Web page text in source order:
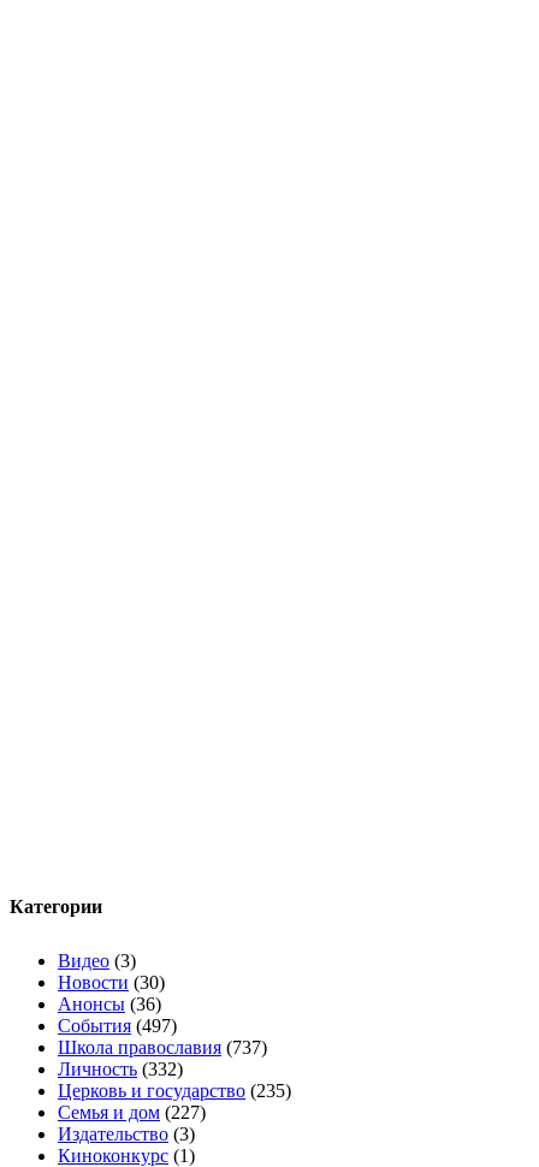
Категории
Видео (3)
Новости (30)
Анонсы (36)
События (497)
Школа православия (737)
Личность (332)
Церковь и государство (235)
Семья и дом (227)
Издательство (3)
Киноконкурс (1)